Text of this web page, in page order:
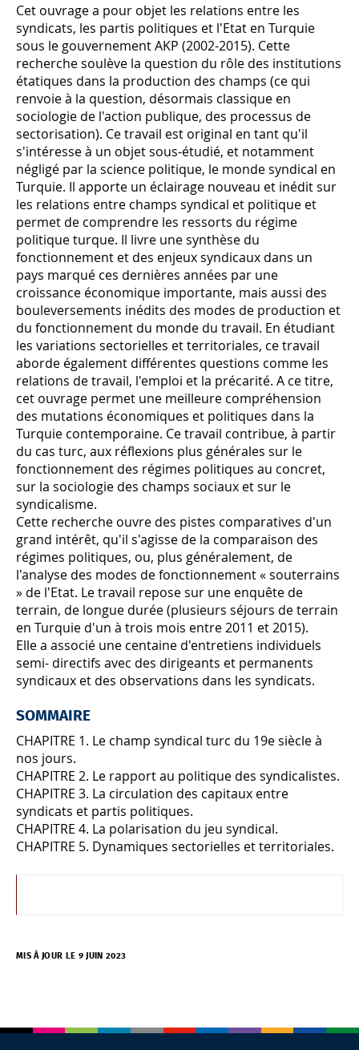
Cet ouvrage a pour objet les relations entre les
syndicats, les partis politiques et l'Etat en Turquie
sous le gouvernement AKP (2002-2015). Cette
recherche soulève la question du rôle des institutions
étatiques dans la production des champs (ce qui
renvoie à la question, désormais classique en
sociologie de l'action publique, des processus de
sectorisation). Ce travail est original en tant qu'il
s'intéresse à un objet sous-étudié, et notamment
négligé par la science politique, le monde syndical en
Turquie. Il apporte un éclairage nouveau et inédit sur
les relations entre champs syndical et politique et
permet de comprendre les ressorts du régime
politique turque. Il livre une synthèse du
fonctionnement et des enjeux syndicaux dans un
pays marqué ces dernières années par une
croissance économique importante, mais aussi des
bouleversements inédits des modes de production et
du fonctionnement du monde du travail. En étudiant
les variations sectorielles et territoriales, ce travail
aborde également différentes questions comme les
relations de travail, l'emploi et la précarité. A ce titre,
cet ouvrage permet une meilleure compréhension
des mutations économiques et politiques dans la
Turquie contemporaine. Ce travail contribue, à partir
du cas turc, aux réflexions plus générales sur le
fonctionnement des régimes politiques au concret,
sur la sociologie des champs sociaux et sur le
syndicalisme.
Cette recherche ouvre des pistes comparatives d'un
grand intérêt, qu'il s'agisse de la comparaison des
régimes politiques, ou, plus généralement, de
l'analyse des modes de fonctionnement « souterrains
» de l'Etat. Le travail repose sur une enquête de
terrain, de longue durée (plusieurs séjours de terrain
en Turquie d'un à trois mois entre 2011 et 2015).
Elle a associé une centaine d'entretiens individuels
semi- directifs avec des dirigeants et permanents
syndicaux et des observations dans les syndicats.
SOMMAIRE
CHAPITRE 1. Le champ syndical turc du 19e siècle à
nos jours.
CHAPITRE 2. Le rapport au politique des syndicalistes.
CHAPITRE 3. La circulation des capitaux entre
syndicats et partis politiques.
CHAPITRE 4. La polarisation du jeu syndical.
CHAPITRE 5. Dynamiques sectorielles et territoriales.
MIS À JOUR LE 9 JUIN 2023